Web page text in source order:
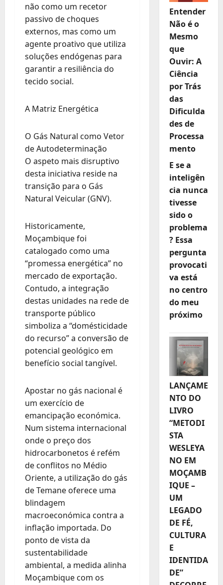
não como um recetor
passivo de choques
externos, mas como um
agente proativo que utiliza
soluções endógenas para
garantir a resiliência do
tecido social.
A Matriz Energética
O Gás Natural como Vetor
de Autodeterminação
O aspeto mais disruptivo
desta iniciativa reside na
transição para o Gás
Natural Veicular (GNV).
Historicamente,
Moçambique foi
catalogado como uma
“promessa energética” no
mercado de exportação.
Contudo, a integração
destas unidades na rede de
transporte público
simboliza a “domésticidade
do recurso” a conversão de
potencial geológico em
benefício social tangível.
Apostar no gás nacional é
um exercício de
emancipação económica.
Num sistema internacional
onde o preço dos
hidrocarbonetos é refém
de conflitos no Médio
Oriente, a utilização do gás
de Temane oferece uma
blindagem
macroeconómica contra a
inflação importada. Do
ponto de vista da
sustentabilidade
ambiental, a medida alinha
Moçambique com os
Entender
Não é o
Mesmo
que
Ouvir: A
Ciência
por Trás
das
Dificulda
des de
Processa
mento
E se a
inteligên
cia nunca
tivesse
sido o
problema
? Essa
pergunta
provocati
va está
no centro
do meu
próximo
LANÇAME
NTO DO
LIVRO
“METODI
STA
WESLEYA
NO EM
MOÇAMB
IQUE –
UM
LEGADO
DE FÉ,
CULTURA
E
IDENTIDA
DE”